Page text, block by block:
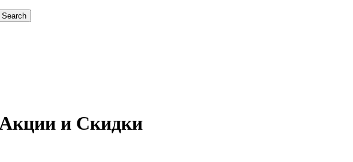
Search
и Скидки